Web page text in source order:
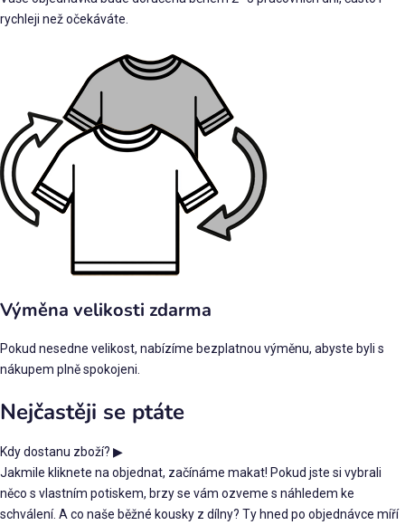
rychleji než očekáváte.
Výměna velikosti zdarma
Pokud nesedne velikost, nabízíme bezplatnou výměnu, abyste byli s
nákupem plně spokojeni.
Nejčastěji se ptáte
Kdy dostanu zboží? ▶
Jakmile kliknete na objednat, začínáme makat! Pokud jste si vybrali
něco s vlastním potiskem, brzy se vám ozveme s náhledem ke
schválení. A co naše běžné kousky z dílny? Ty hned po objednávce míří